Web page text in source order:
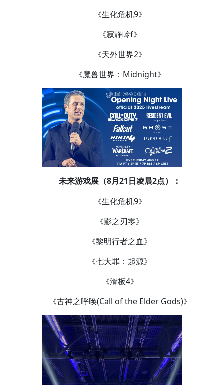
《生化危机9》
《寂静岭f》
《天外世界2》
《魔兽世界：Midnight》
未来游戏展（8月21日凌晨2点）：
《生化危机9》
《影之刃零》
《黎明行者之血》
《七大罪：起源》
《滑板4》
《古神之呼唤(Call of the Elder Gods)》